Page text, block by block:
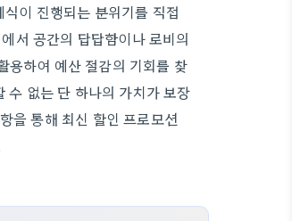
이 진행되는 분위기를 직접
서 공간의 답답함이나 로비의
용하여 예산 절감의 기회를 찾
수 없는 단 하나의 가치가 보장
을 통해 최신 할인 프로모션